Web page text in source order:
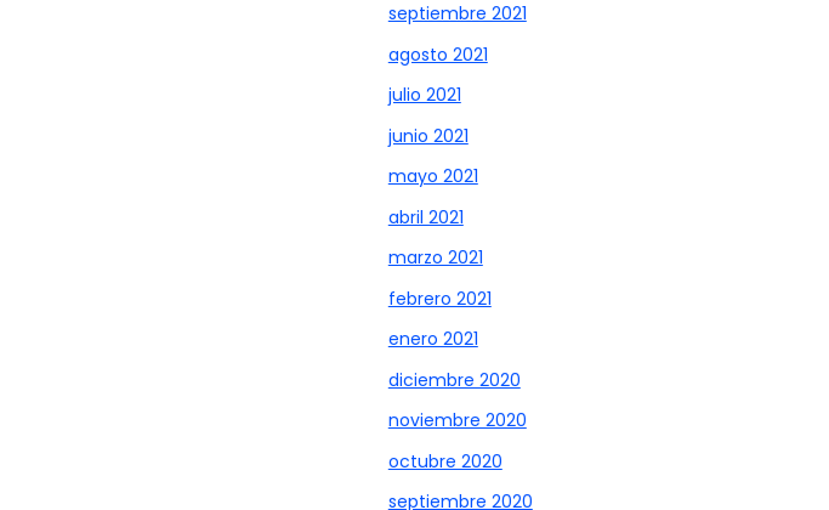
septiembre 2021
agosto 2021
julio 2021
junio 2021
mayo 2021
abril 2021
marzo 2021
febrero 2021
enero 2021
diciembre 2020
noviembre 2020
octubre 2020
septiembre 2020